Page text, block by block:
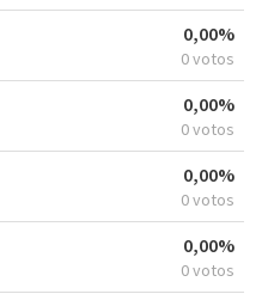
0,00%
0 votos
0,00%
0 votos
0,00%
0 votos
0,00%
0 votos